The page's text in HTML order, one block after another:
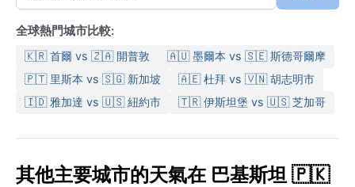
全球熱門城市比較:
🇰🇷 首爾 vs 🇿🇦 開普敦
🇦🇺 墨爾本 vs 🇸🇪 斯德哥爾摩
🇵🇹 里斯本 vs 🇸🇬 新加坡
🇦🇪 杜拜 vs 🇻🇳 胡志明市
🇮🇩 雅加達 vs 🇺🇸 紐約市
🇹🇷 伊斯坦堡 vs 🇺🇸 芝加哥
其他主要城市的天氣在 巴基斯坦 🇵🇰